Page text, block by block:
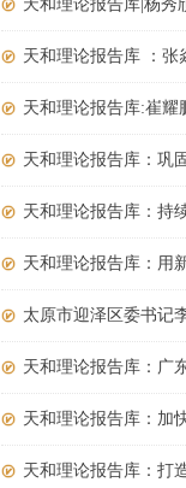
天和理论报告库|杨秀
天和理论报告库 ：张
天和理论报告库:崔耀
天和理论报告库：巩
天和理论报告库：持
天和理论报告库：用
太原市迎泽区委书记
天和理论报告库：广
天和理论报告库：加
天和理论报告库：打